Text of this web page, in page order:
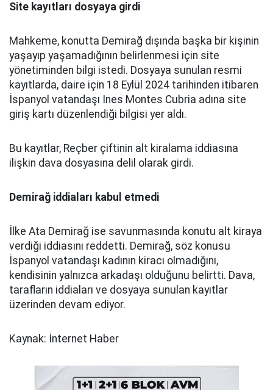
Site kayıtları dosyaya girdi
Mahkeme, konutta Demirağ dışında başka bir kişinin
yaşayıp yaşamadığının belirlenmesi için site
yönetiminden bilgi istedi. Dosyaya sunulan resmi
kayıtlarda, daire için 18 Eylül 2024 tarihinden itibaren
İspanyol vatandaşı Ines Montes Cubria adına site
giriş kartı düzenlendiği bilgisi yer aldı.
Bu kayıtlar, Reçber çiftinin alt kiralama iddiasına
ilişkin dava dosyasına delil olarak girdi.
Demirağ iddiaları kabul etmedi
İlke Ata Demirağ ise savunmasında konutu alt kiraya
verdiği iddiasını reddetti. Demirağ, söz konusu
İspanyol vatandaşı kadının kiracı olmadığını,
kendisinin yalnızca arkadaşı olduğunu belirtti. Dava,
tarafların iddiaları ve dosyaya sunulan kayıtlar
üzerinden devam ediyor.
Kaynak: İnternet Haber